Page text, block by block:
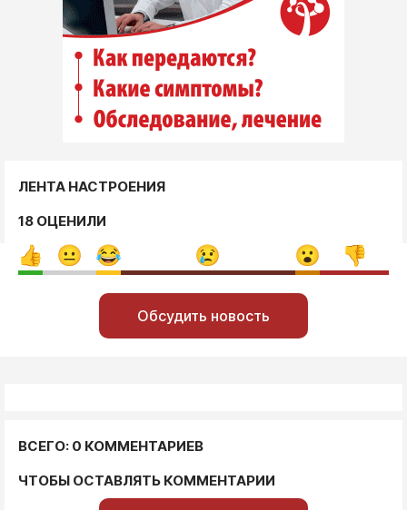
ЛЕНТА НАСТРОЕНИЯ
18 ОЦЕНИЛИ
Обсудить новость
ВСЕГО: 0 КОММЕНТАРИЕВ
ЧТОБЫ ОСТАВЛЯТЬ КОММЕНТАРИИ